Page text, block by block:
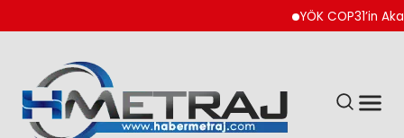
YÖK COP31’in